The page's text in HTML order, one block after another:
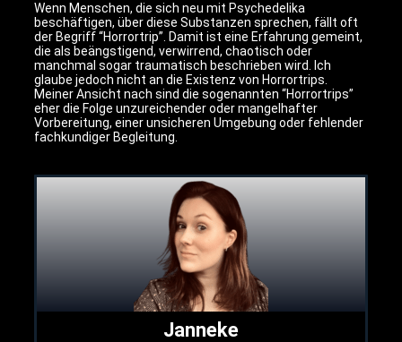
Wenn Menschen, die sich neu mit Psychedelika
beschäftigen, über diese Substanzen sprechen, fällt oft
der Begriff “Horrortrip”. Damit ist eine Erfahrung gemeint,
die als beängstigend, verwirrend, chaotisch oder
manchmal sogar traumatisch beschrieben wird. Ich
glaube jedoch nicht an die Existenz von Horrortrips.
Meiner Ansicht nach sind die sogenannten “Horrortrips”
eher die Folge unzureichender oder mangelhafter
Vorbereitung, einer unsicheren Umgebung oder fehlender
fachkundiger Begleitung.
Janneke